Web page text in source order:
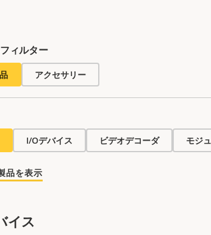
ィルター
アクセサリー
I/Oデバイス ビデオデコーダ モジ
品を表示
イス